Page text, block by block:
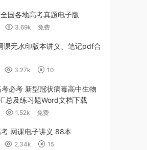
国各地高考真题电子版
3.69k 免费
课无水印版本讲义、笔记pdf合
3.27k 10
必考 新型冠状病毒高中生物
总及练习题Word文档下载
1.52k 免费
网课电子讲义 88本
2.34k 15